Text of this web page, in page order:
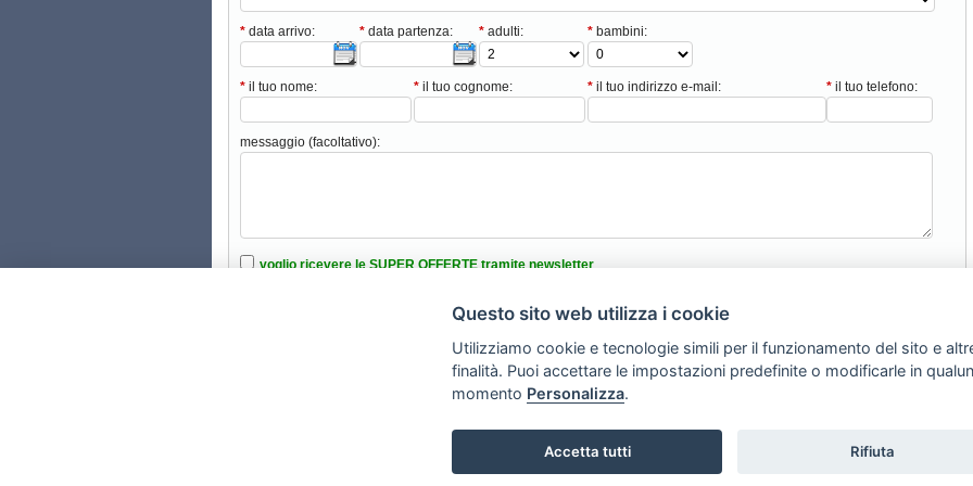
*data arrivo: *data partenza: *adulti: *bambini:
*il tuo nome: *il tuo cognome: *il tuo indirizzo e-mail: *il tuo telefono:
messaggio (facoltativo):
voglio ricevere le SUPER OFFERTE tramite newsletter
ho letto e accettato le condizioni nell’informativa sulla privacy
Torna Su
Copyright © 2008 -SVILUPPO TURISMO ITALIA S.r.L. unipersonale
Via A. Costa, 2 - 63822 Porto San Giorgio (FM)
Tel. 0734 677208
Questo sito web utilizza i cookie
Utilizziamo cookie e tecnologie simili per il funzionamento del sito e
finalità. Puoi accettare le impostazioni predefinite o modificarle in
momento Personalizza.
Accetta tutti Rifiuta